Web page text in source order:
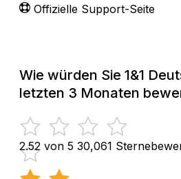
Offizielle Support-Seite
Wie würden Sie 1&1
letzten 3 Monaten
2.52 von 5 30,061